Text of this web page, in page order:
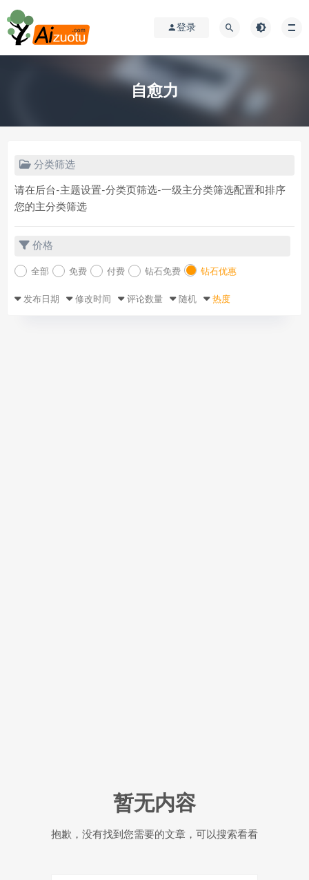
登录
自愈力
分类筛选
请在后台-主题设置-分类页筛选-一级主分类筛选配置和排序
您的主分类筛选
价格
全部 免费 付费 钻石免费 钻石优惠
发布日期 修改时间 评论数量 随机 热度
暂无内容
抱歉，没有找到您需要的文章，可以搜索看看